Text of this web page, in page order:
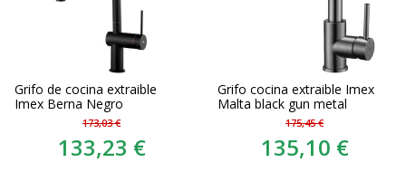
Grifo de cocina extraible
Imex Berna Negro
173,03 €
133,23 €
Grifo cocina extraible Imex
Malta black gun metal
175,45 €
135,10 €